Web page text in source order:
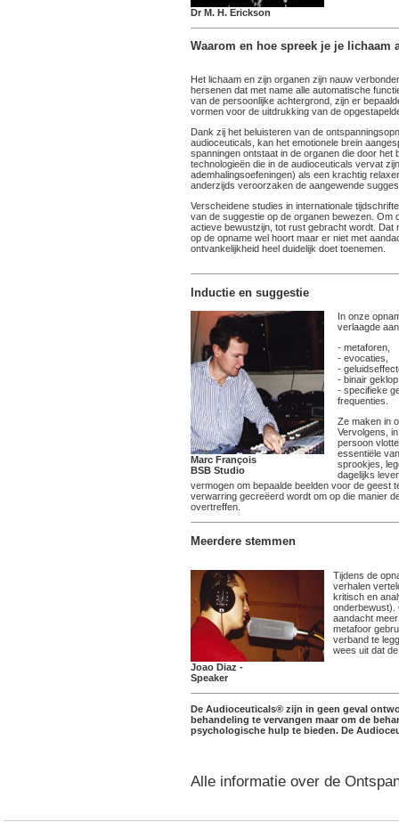
Dr M. H. Erickson
Waarom en hoe spreek je je lichaam
Het lichaam en zijn organen zijn nauw
hersenen dat met name alle automatische
van de persoonlijke achtergrond, zijn er
vormen voor de uitdrukking van de
Dank zij het beluisteren van de
audioceuticals, kan het emotionele brein
spanningen ontstaat in de organen die door
technologieën die in de audioceuticals vervat
ademhalingsoefeningen) als een krachtig
anderzijds veroorzaken de aangewende
Verscheidene studies in internationale
van de suggestie op de organen bewezen. Om
actieve bewustzijn, tot rust gebracht wordt. Dat
op de opname wel hoort maar er niet met
ontvankelijkheid heel duidelijk doet toenemen.
Inductie en suggestie
Marc François
BSB Studio
In onze
verlaagde
- metaforen,
- evocaties,
-
- binair
- specifieke
frequenties.
Ze maken in
Vervolgens,
persoon
essentiële
sprookjes,
dagelijks
vermogen om bepaalde beelden voor de geest
verwarring gecreëerd wordt om op die manier
overtreffen.
Meerdere stemmen
Joao Diaz -
Speaker
Tijdens de
verhalen
kritisch en
onderbewust).
aandacht
metafoor
verband te
wees uit dat
De Audioceuticals® zijn in geen geval
behandeling te vervangen maar om de
psychologische hulp te bieden. De
Alle informatie over de